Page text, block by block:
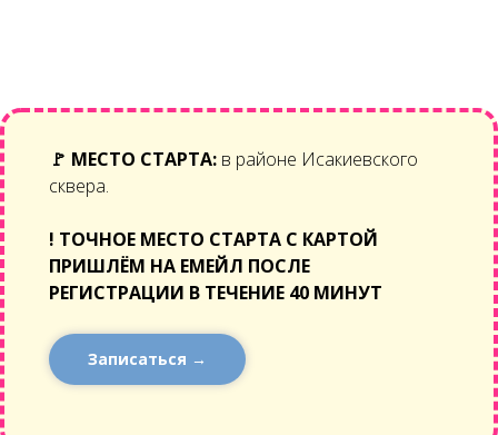
🚩 МЕСТО СТАРТА: в районе Исакиевского
сквера.
! ТОЧНОЕ МЕСТО СТАРТА С КАРТОЙ
ПРИШЛЁМ НА ЕМЕЙЛ ПОСЛЕ
РЕГИСТРАЦИИ В ТЕЧЕНИЕ 40 МИНУТ
Записаться →